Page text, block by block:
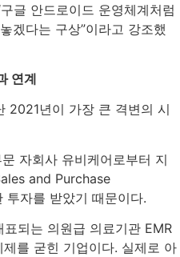
글 안드로이드 운영체계처럼
겠다는 구상”이라고 강조했
연계
2021년이 가장 큰 격변의 시
자회사 유비케어로부터 지
and Purchase
자를 받았기 때문이다.
표되는 의원급 의료기관 EMR
를 굳힌 기업이다. 실제로 아